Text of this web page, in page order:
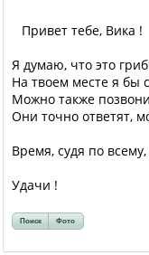
Привет тебе, Вика !
Я думаю, что это
На твоем месте я бы
Можно также
Они точно ответят,
Время, судя по
Удачи !
Поиск Фото